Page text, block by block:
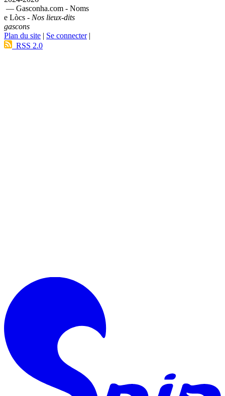
— Gasconha.com - Noms
e Lòcs - Nos lieux-dits
gascons
Plan du site
Se connecter|
RSS 2.0